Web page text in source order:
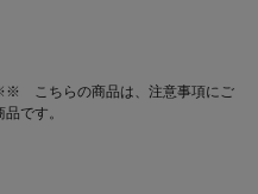
こちらの商品は、注意事項にご
です。